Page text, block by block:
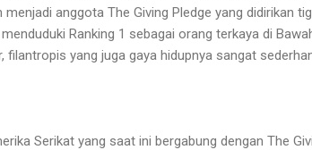
menjadi anggota The Giving Pledge yang didirikan
Ranking 1 sebagai orang terkaya di
yang juga gaya hidupnya sangat
Serikat yang saat ini bergabung dengan The